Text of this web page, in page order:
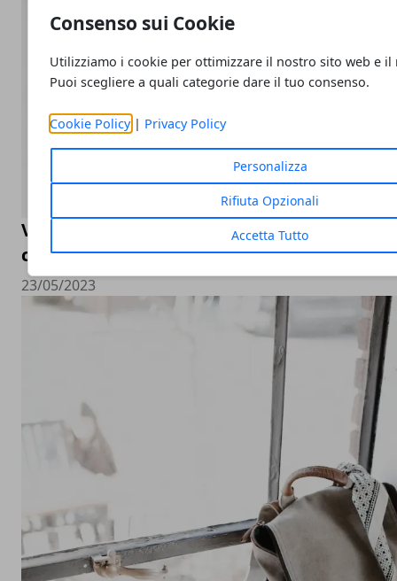
Consenso sui Cookie
Utilizziamo i cookie per ottimizzare il nostro sito web e il
Puoi scegliere a quali categorie dare il tuo consenso.
Cookie Policy| Privacy Policy
Personalizza
Rifiuta Opzionali
Accetta Tutto
Valutazione orologi Rolex online, come
compro Rolex online
23/05/2023